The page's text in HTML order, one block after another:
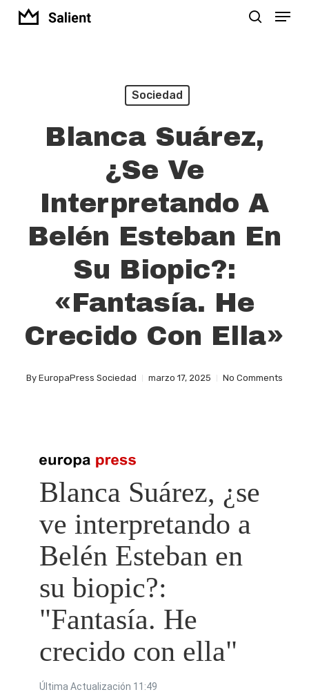
Skip
Menu
Sociedad
Blanca Suárez,
¿se Ve
Interpretando A
Belén Esteban En
Su Biopic?:
«Fantasía. He
Crecido Con Ella»
By EuropaPress Sociedad marzo 17, 2025 No Comments